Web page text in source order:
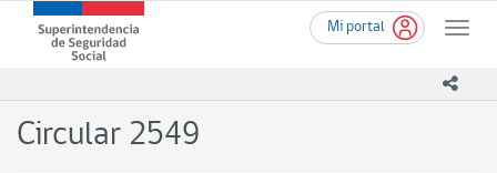
contenido
Mi portal
Toggle
Superintendencia
de
-
Circular 2549